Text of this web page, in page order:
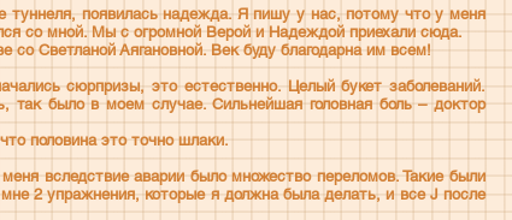
туннеля, появилась надежда. Я пишу у нас, потому что у меня
со мной. Мы с огромной Верой и Надеждой приехали сюда.
со Светланой Аягановной. Век буду благодарна им всем!
сюрпризы, это естественно. Целый букет заболеваний.
так было в моем случае. Сильнейшая головная боль – доктор
половина это точно шлаки.
вследствие аварии было множество переломов. Такие были
2 упражнения, которые я должна была делать, и все J после